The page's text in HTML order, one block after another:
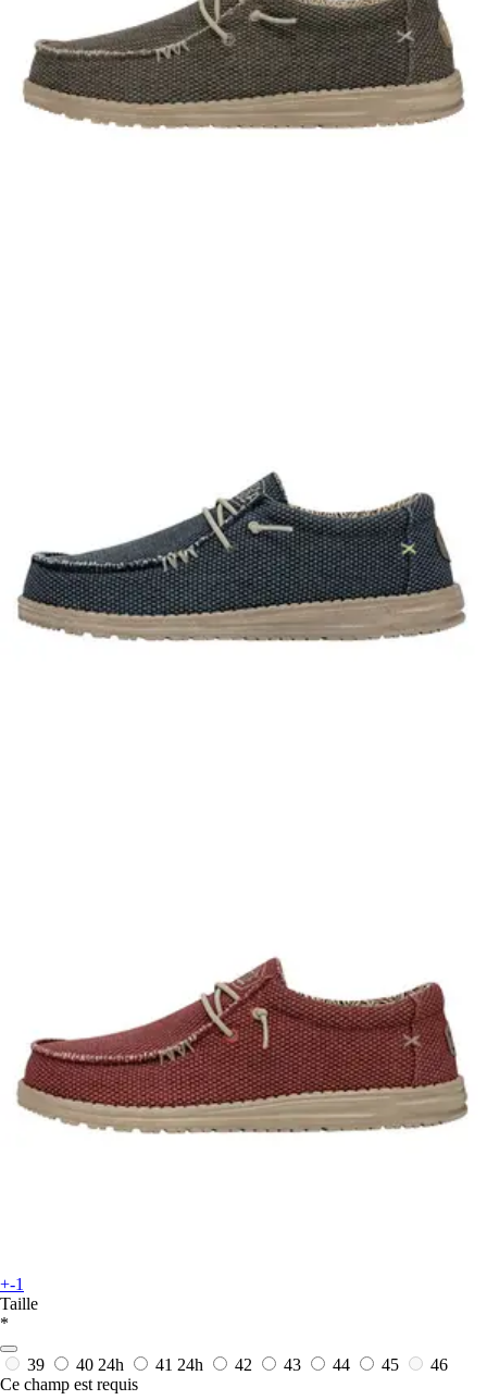
+-1
Taille
*
39 40 24h 41 24h 42 43 44 45
46
Ce champ est requis